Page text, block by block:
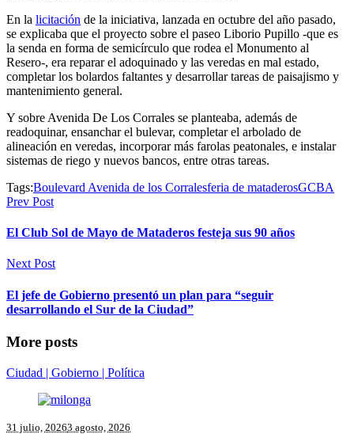
En la licitación de la iniciativa, lanzada en octubre del año pasado,
se explicaba que el proyecto sobre el paseo Liborio Pupillo -que es
la senda en forma de semicírculo que rodea el Monumento al
Resero-, era reparar el adoquinado y las veredas en mal estado,
completar los bolardos faltantes y desarrollar tareas de paisajismo y
mantenimiento general.
Y sobre Avenida De Los Corrales se planteaba, además de
readoquinar, ensanchar el bulevar, completar el arbolado de
alineación en veredas, incorporar más farolas peatonales, e instalar
sistemas de riego y nuevos bancos, entre otras tareas.
Tags:Boulevard Avenida de los Corralesferia de mataderosGCBA
Prev Post
El Club Sol de Mayo de Mataderos festeja sus 90 años
Next Post
El jefe de Gobierno presentó un plan para “seguir
desarrollando el Sur de la Ciudad”
More posts
Ciudad | Gobierno | Política
31 julio, 20263 agosto, 2026